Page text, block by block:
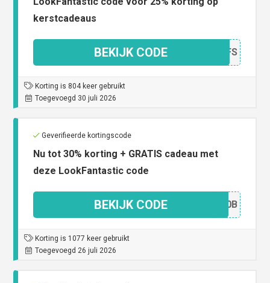
kerstcadeaus
25TFS
BEKIJK CODE
Korting is 804 keer gebruikt
Toegevoegd 30 juli 2026
Geverifieerde kortingscode
Nu tot 30% korting + GRATIS cadeau met
deze LookFantastic code
X3O0B
BEKIJK CODE
Korting is 1077 keer gebruikt
Toegevoegd 26 juli 2026